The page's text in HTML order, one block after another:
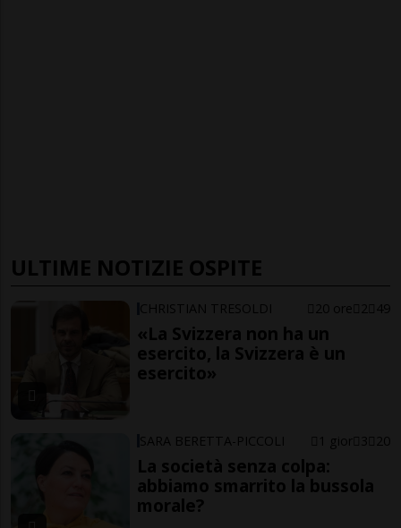
ULTIME NOTIZIE OSPITE
CHRISTIAN TRESOLDI 20 ore 2 49
«La Svizzera non ha un
esercito, la Svizzera è un
esercito»
SARA BERETTA-PICCOLI 1 gior 3 20
La società senza colpa:
abbiamo smarrito la bussola
morale?